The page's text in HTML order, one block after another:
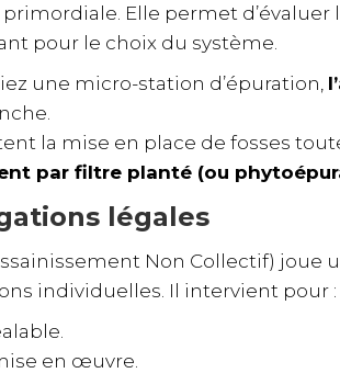
Elle permet d’évaluer
pour le choix du système.
une micro-station d’épuration,
la mise en place de fosses
par filtre planté (ou
légales
Non Collectif) joue
individuelles. Il intervient pour :
en œuvre.